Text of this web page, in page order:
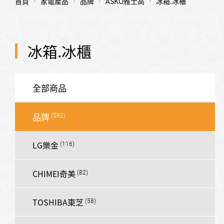
冰箱.冰櫃
全部商品
品牌
LG樂金
CHIMEI奇美
TOSHIBA東芝